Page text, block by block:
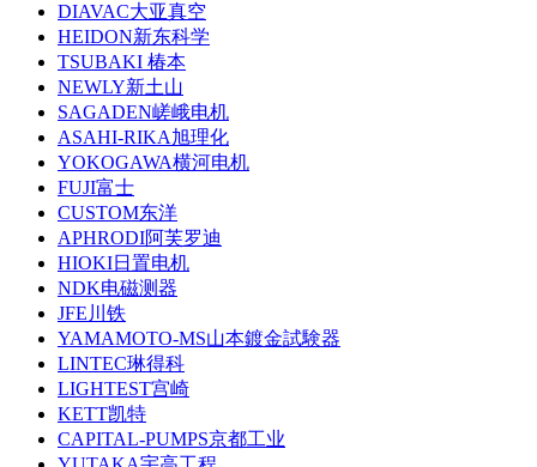
DIAVAC大亚真空
HEIDON新东科学
TSUBAKI 椿本
NEWLY新土山
SAGADEN嵯峨电机
ASAHI-RIKA旭理化
YOKOGAWA横河电机
FUJI富士
CUSTOM东洋
APHRODI阿芙罗迪
HIOKI日置电机
NDK电磁测器
JFE川铁
YAMAMOTO-MS山本鍍金試験器
LINTEC琳得科
LIGHTEST宫崎
KETT凯特
CAPITAL-PUMPS京都工业